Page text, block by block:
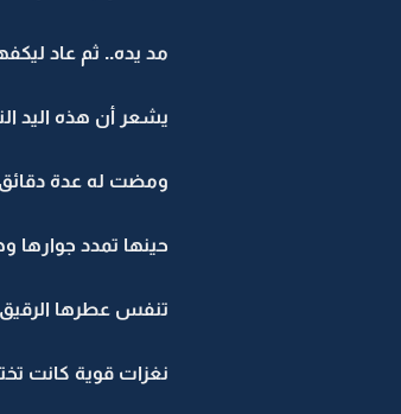
مد يده.. ثم عاد
يشعر أن هذه اليد
ومضت له عدة دقائق
حينها تمدد جوارها
تنفس عطرها
نغزات قوية كانت